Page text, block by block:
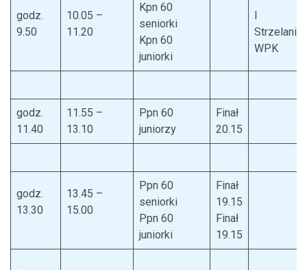
godz.
9.50
.
10.05 –
11.20
.
Kpn 60
seniorki
Kpn 60
juniorki
I
Strzelanie
WPK
.
godz.
11.40
11.55 –
13.10
Ppn 60
juniorzy
Finał
20.15
.
godz.
13.30
.
13.45 –
15.00
.
Ppn 60
seniorki
Ppn 60
juniorki
Finał
19.15
Finał
19.15
.